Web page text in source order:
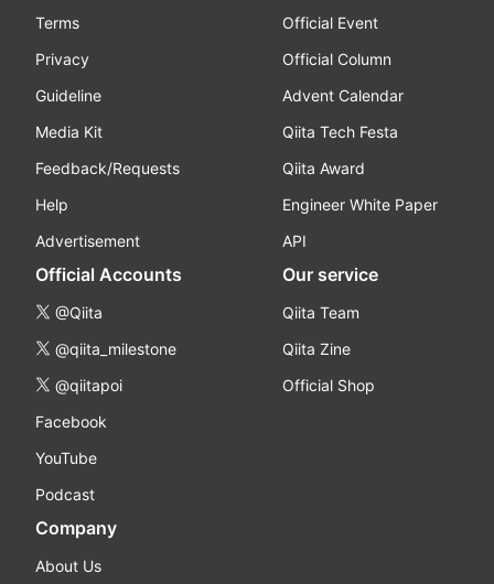
Terms
Privacy
Guideline
Media Kit
Feedback/Requests
Help
Advertisement
Official Event
Official Column
Advent Calendar
Qiita Tech Festa
Qiita Award
Engineer White Paper
API
Official Accounts
@Qiita
@qiita_milestone
@qiitapoi
Facebook
YouTube
Podcast
Our service
Qiita Team
Qiita Zine
Official Shop
Company
About Us